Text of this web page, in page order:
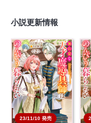
小説更新情報
23/11/10 発売